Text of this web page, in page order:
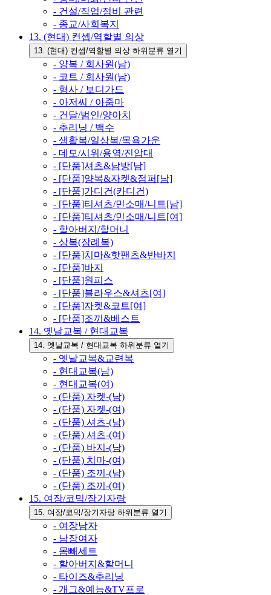
- 건설/작업/정비 관련
- 종교/사회복지
13. (현대) 컨셉/역할별 의상
13. (현대) 컨셉/역할별 의상 하위분류 열기
- 양복 / 회사원(남)
- 코트 / 회사원(남)
- 형사 / 보디가드
- 아저씨 / 아줌마
- 건달/범인/양아치
- 추리닝 / 백수
- 생활복/일상복/목욕가운
- 데모/시위/용역/진압대
- [단품]셔츠&남방[남]
- [단품]양복&자켓&점퍼[남]
- [단품]가디건(카디건)
- [단품]티셔츠/민소매/니트[남]
- [단품]티셔츠/민소매/니트[여]
- 할아버지/할머니
- 상복(장례복)
- [단품]치마&핫팬츠&반바지
- [단품]바지
- [단품]원피스
- [단품]블라우스&셔츠[여]
- [단품]자켓&코트[여]
- [단품]조끼&베스트
14. 옛날교복 / 현대교복
14. 옛날교복 / 현대교복 하위분류 열기
- 옛날교복&교련복
- 현대교복(남)
- 현대교복(여)
- (단품) 자켓-(남)
- (단품) 자켓-(여)
- (단품) 셔츠-(남)
- (단품) 셔츠-(여)
- (단품) 바지-(남)
- (단품) 치마-(여)
- (단품) 조끼-(남)
- (단품) 조끼-(여)
15. 여장/코믹/장기자랑
15. 여장/코믹/장기자랑 하위분류 열기
- 여장남자
- 남장여자
- 몸빼세트
- 할아버지&할머니
- 타이즈&추리닝
- 개그&예능&TV프로